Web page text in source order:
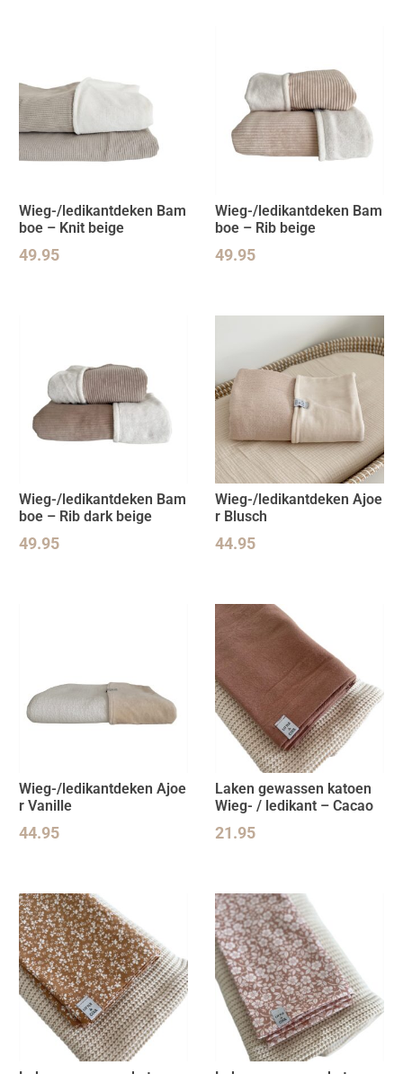
Wieg-/ledikantdeken Bam
boe – Knit beige
49.95
Wieg-/ledikantdeken Bam
boe – Rib beige
49.95
Wieg-/ledikantdeken Bam
boe – Rib dark beige
49.95
Wieg-/ledikantdeken Ajoe
r Blusch
44.95
Wieg-/ledikantdeken Ajoe
r Vanille
44.95
Laken gewassen katoen
Wieg- / ledikant – Cacao
21.95